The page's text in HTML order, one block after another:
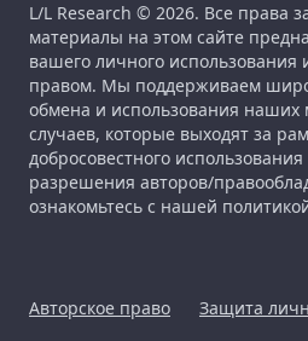
L/L Research © 2026. Все права
материалы на этом сайте
вашего личного
правом. Мы поддерживаем
обмена и использования наших
случаев, которые выходят за
добросовестного
разрешения авторов/
ознакомьтесь с нашей
Авторское право Защита